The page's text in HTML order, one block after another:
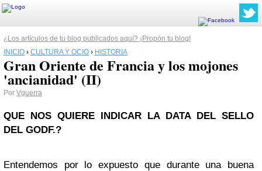
¿Los artículos de tu blog publicados aquí? ¡Propón tu blog!
INICIO › CULTURA Y OCIO › HISTORIA
Gran Oriente de Francia y los mojones
'ancianidad' (II)
Por Vguerra
QUE NOS QUIERE INDICAR LA DATA DEL SELLO
DEL GODF.?
Entendemos por lo expuesto que durante una buena